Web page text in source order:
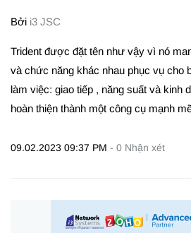
Bởi i3 JSC
Trident được đặt tên như vậy vì nó
và chức năng khác nhau phục vụ cho
làm việc: giao tiếp , năng suất và kinh
hoàn thiện thành một công cụ mạnh
09.02.2023 09:37 PM - 0 Nhận xét